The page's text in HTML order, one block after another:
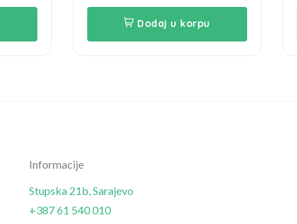
Dodaj u korpu
Informacije
Stupska 21b, Sarajevo
+387 61 540 010